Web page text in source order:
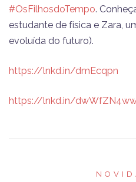
#OsFilhosdoTempo.
estudante de física e Zara,
evoluída do futuro).
https://lnkd.in/dmEcqpn
https://lnkd.in/dwWfZN4